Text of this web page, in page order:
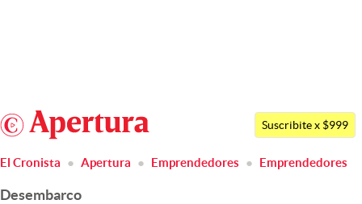
Argentina
México
Members
Economía y Política
Suscribite x $999
El Cronista Apertura Emprendedores Emprendedores
Desembarco